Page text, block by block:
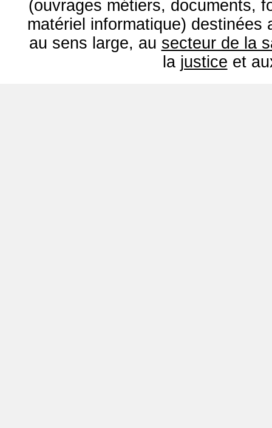
(ouvrages métiers, documents,
matériel informatique) destinées
au sens large, au secteur de la
la justice et